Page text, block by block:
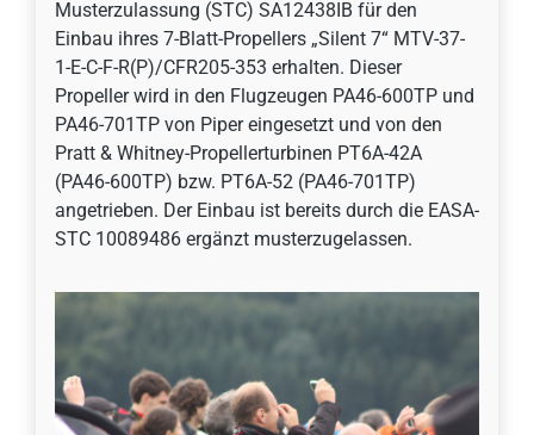
Musterzulassung (STC) SA12438IB für den
Einbau ihres 7-Blatt-Propellers „Silent 7“ MTV-37-
1-E-C-F-R(P)/CFR205-353 erhalten. Dieser
Propeller wird in den Flugzeugen PA46-600TP und
PA46-701TP von Piper eingesetzt und von den
Pratt & Whitney-Propellerturbinen PT6A-42A
(PA46-600TP) bzw. PT6A-52 (PA46-701TP)
angetrieben. Der Einbau ist bereits durch die EASA-
STC 10089486 ergänzt musterzugelassen.